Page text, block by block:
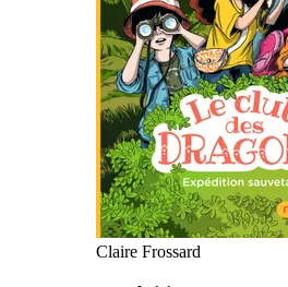
Claire Frossard